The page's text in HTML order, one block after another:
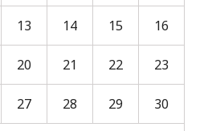
13 14 15 16
20 21 22 23
27 28 29 30